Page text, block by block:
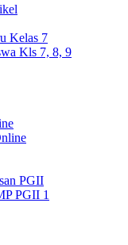
Kelas 7
Kls 7, 8, 9
PGII
PGII 1